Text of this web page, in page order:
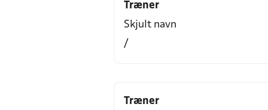
Træner
Skjult navn
/
Træner